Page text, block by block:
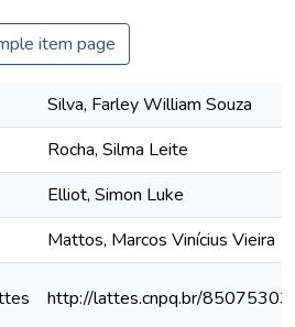
item page
Silva, Farley William Souza
Rocha, Silma Leite
Elliot, Simon Luke
Mattos, Marcos Vinícius Vieira
http://lattes.cnpq.br/